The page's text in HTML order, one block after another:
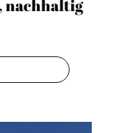
nachhaltig